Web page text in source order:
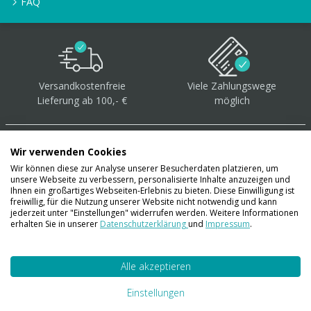
Versandkostenfreie
Lieferung ab 100,- €
Viele Zahlungswege
möglich
Über 40.000 Artikel auf
Lager
Wir verwenden Cookies
Wir können diese zur Analyse unserer Besucherdaten platzieren, um
unsere Webseite zu verbessern, personalisierte Inhalte anzuzeigen und
Ihnen ein großartiges Webseiten-Erlebnis zu bieten. Diese Einwilligung ist
freiwillig, für die Nutzung unserer Website nicht notwendig und kann
jederzeit unter "Einstellungen" widerrufen werden. Weitere Informationen
erhalten Sie in unserer Datenschutzerklärungund Impressum.
Alle akzeptieren
Einstellungen